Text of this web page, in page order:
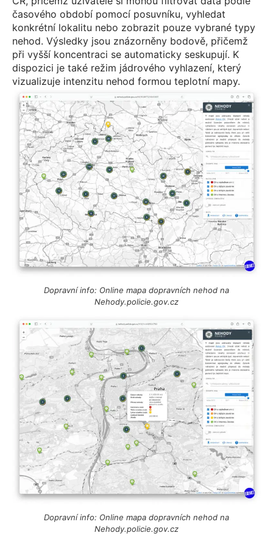
časového období pomocí posuvníku, vyhledat
konkrétní lokalitu nebo zobrazit pouze vybrané typy
nehod. Výsledky jsou znázorněny bodově, přičemž
při vyšší koncentraci se automaticky seskupují. K
dispozici je také režim jádrového vyhlazení, který
vizualizuje intenzitu nehod formou teplotní mapy.
Dopravní info: Online mapa dopravních nehod na
Nehody.policie.gov.cz
Dopravní info: Online mapa dopravních nehod na
Nehody.policie.gov.cz